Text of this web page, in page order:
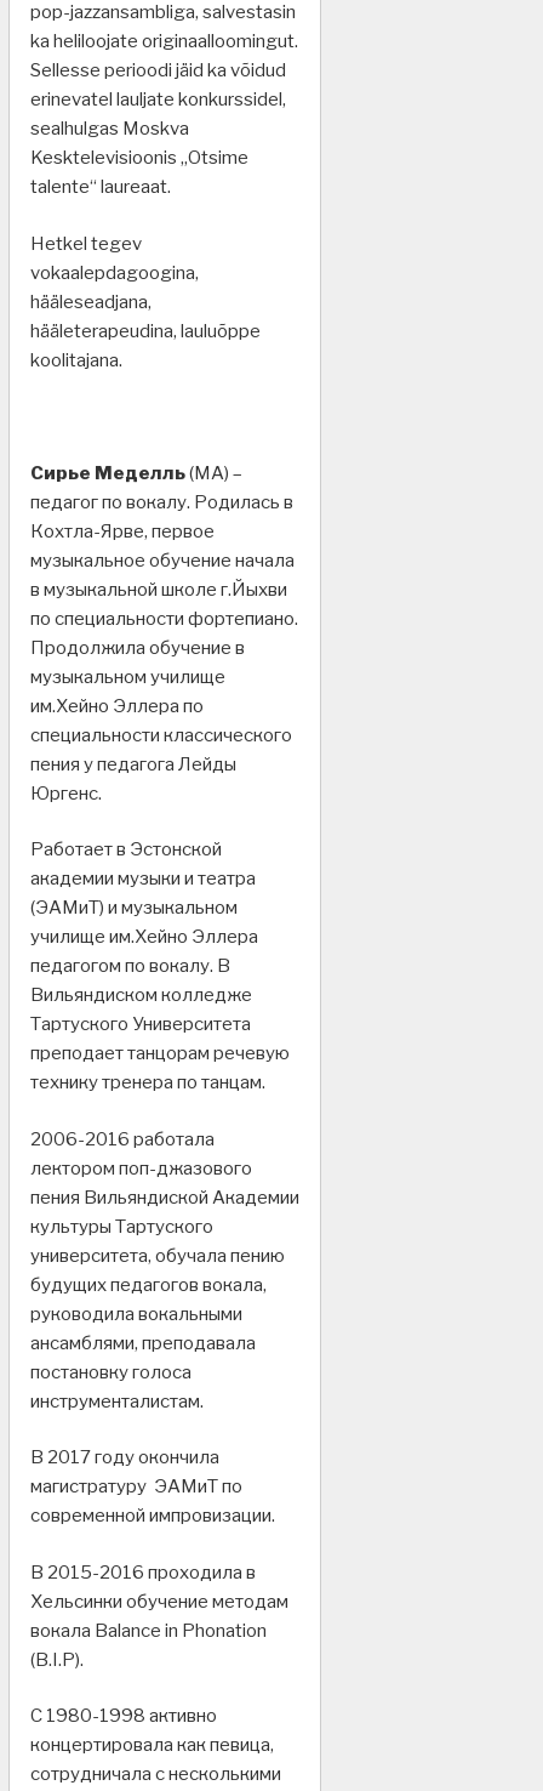
pop-jazzansambliga, salvestasin
ka heliloojate originaalloomingut.
Sellesse perioodi jäid ka võidud
erinevatel lauljate konkurssidel,
sealhulgas Moskva
Kesktelevisioonis „Otsime
talente“ laureaat.
Hetkel tegev
vokaalepdagoogina,
hääleseadjana,
hääleterapeudina, lauluõppe
koolitajana.
Сирье Меделль(МА) –
педагог по вокалу. Родилась в
Кохтла-Ярве, первое
музыкальное обучение начала
в музыкальной школе г.Йыхви
по специальности фортепиано.
Продолжила обучение в
музыкальном училище
им.Хейно Эллера по
специальности классического
пения у педагога Лейды
Юргенс.
Работает в Эстонской
академии музыки и театра
(ЭАМиТ) и музыкальном
училище им.Хейно Эллера
педагогом по вокалу. В
Вильяндиском колледже
Тартуского Университета
преподает танцорам речевую
технику тренера по танцам.
2006-2016 работала
лектором поп-джазового
пения Вильяндиской Академии
культуры Тартуского
университета, обучала пению
будущих педагогов вокала,
руководила вокальными
ансамблями, преподавала
постановку голоса
инструменталистам.
В 2017 году окончила
магистратуру ЭАМиТ по
современной импровизации.
В 2015-2016 проходила в
Хельсинки обучение методам
вокала Balance in Phonation
(B.I.P).
С 1980-1998 активно
концертировала как певица,
сотрудничала с несколькими